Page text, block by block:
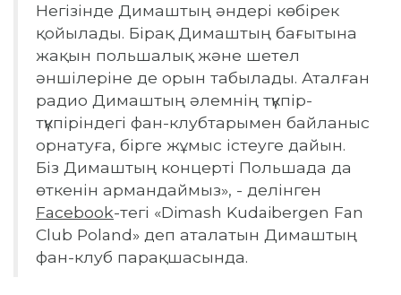
Негізінде Димаштың әндері көбірек
қойылады. Бірақ Димаштың бағытына
жақын польшалық және шетел
әншілеріне де орын табылады. Аталған
радио Димаштың әлемнің түкпір-
түкпіріндегі фан-клубтарымен байланыс
орнатуға, бірге жұмыс істеуге дайын.
Біз Димаштың концерті Польшада да
өткенін армандаймыз», - делінген
Facebook-тегі «Dimash Kudaibergen Fan
Club Poland» деп аталатын Димаштың
фан-клуб парақшасында.